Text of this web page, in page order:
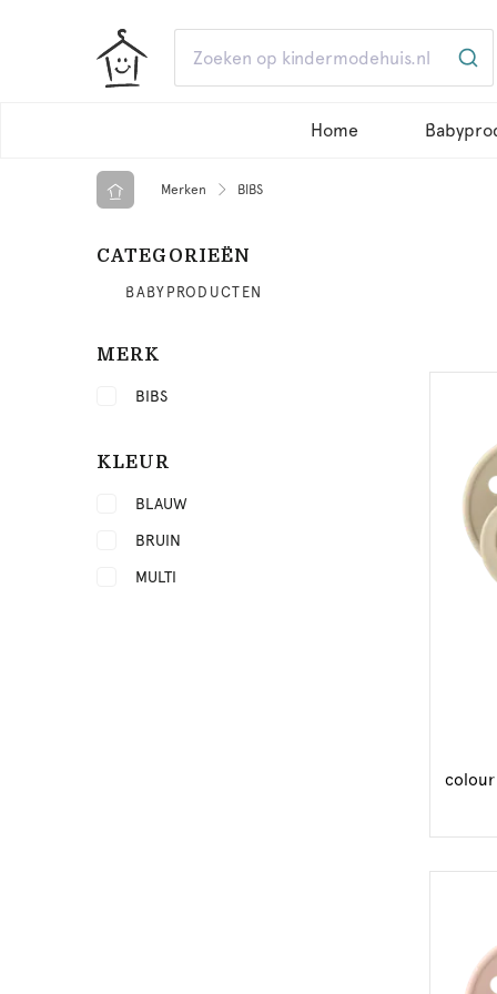
Home
Merken BIBS
CATEGORIEËN
BABYPRODUCTEN
MERK
BIBS
KLEUR
BLAUW
BRUIN
MULTI
colour